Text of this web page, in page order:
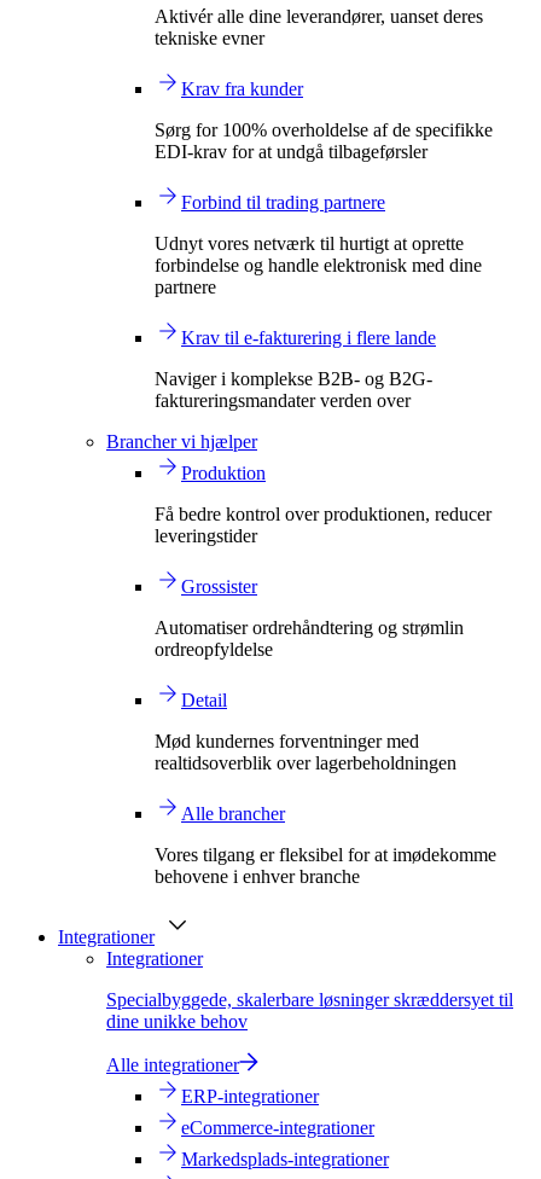
Aktivér alle dine leverandører, uanset deres
tekniske evner
Krav fra kunder
Sørg for 100% overholdelse af de specifikke
EDI-krav for at undgå tilbageførsler
Forbind til trading partnere
Udnyt vores netværk til hurtigt at oprette
forbindelse og handle elektronisk med dine
partnere
Krav til e-fakturering i flere lande
Naviger i komplekse B2B- og B2G-
faktureringsmandater verden over
Brancher vi hjælper
Produktion
Få bedre kontrol over produktionen, reducer
leveringstider
Grossister
Automatiser ordrehåndtering og strømlin
ordreopfyldelse
Detail
Mød kundernes forventninger med
realtidsoverblik over lagerbeholdningen
Alle brancher
Vores tilgang er fleksibel for at imødekomme
behovene i enhver branche
Integrationer
Integrationer
Specialbyggede, skalerbare løsninger skræddersyet til
dine unikke behov
Alle integrationer
ERP-integrationer
eCommerce-integrationer
Markedsplads-integrationer